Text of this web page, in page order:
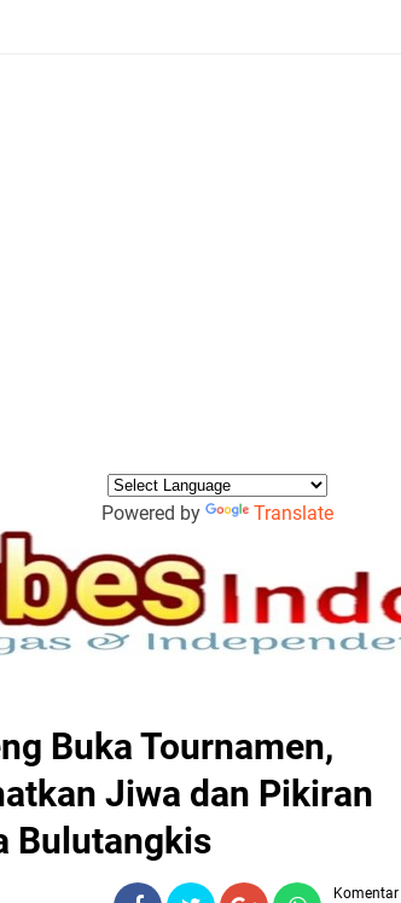
Powered by Translate
Buka Tournamen,
Jiwa dan Pikiran
Bulutangkis
Komentar